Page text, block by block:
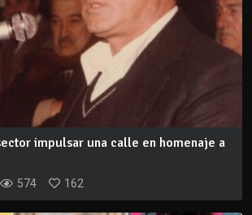
impulsar una calle en homenaje a
574 162